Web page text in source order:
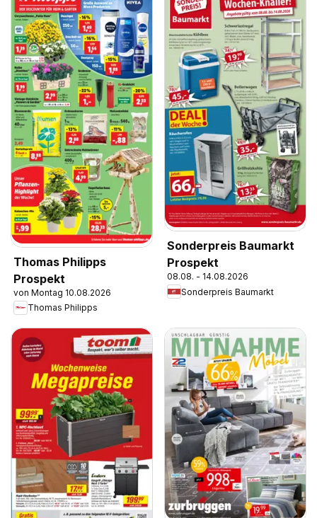
Thomas Philipps
Prospekt
von Montag 10.08.2026
Thomas Philipps
Sonderpreis Baumarkt
Prospekt
08.08. - 14.08.2026
Sonderpreis Baumarkt